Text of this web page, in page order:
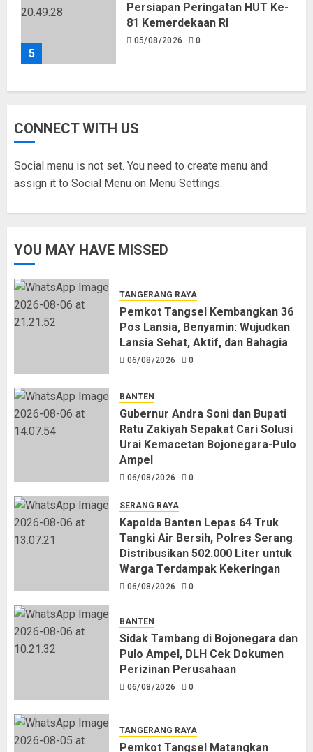
5
Persiapan Peringatan HUT Ke-
81 Kemerdekaan RI
05/08/2026 0
CONNECT WITH US
Social menu is not set. You need to create menu and
assign it to Social Menu on Menu Settings.
YOU MAY HAVE MISSED
TANGERANG RAYA
Pemkot Tangsel Kembangkan 36
Pos Lansia, Benyamin: Wujudkan
Lansia Sehat, Aktif, dan Bahagia
06/08/2026 0
BANTEN
Gubernur Andra Soni dan Bupati
Ratu Zakiyah Sepakat Cari Solusi
Urai Kemacetan Bojonegara-Pulo
Ampel
06/08/2026 0
SERANG RAYA
Kapolda Banten Lepas 64 Truk
Tangki Air Bersih, Polres Serang
Distribusikan 502.000 Liter untuk
Warga Terdampak Kekeringan
06/08/2026 0
BANTEN
Sidak Tambang di Bojonegara dan
Pulo Ampel, DLH Cek Dokumen
Perizinan Perusahaan
06/08/2026 0
TANGERANG RAYA
Pemkot Tangsel Matangkan